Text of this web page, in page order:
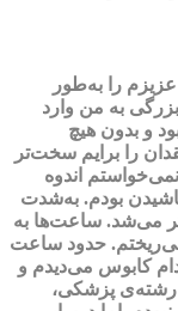
۱۳۹۹، مادربزرگ عزیزم را به‌طور
به من وارد
و بدون هیچ
را برایم سخت‌تر
اندوه
بودم. به‌شدت
می‌شد. ساعت‌ها به
حدود ساعت
کابوس می‌دیدم و
رشته‌ی پزشکی،